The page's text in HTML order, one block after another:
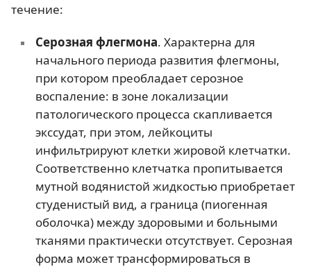
течение:
Серозная флегмона. Характерна для
начального периода развития флегмоны,
при котором преобладает серозное
воспаление: в зоне локализации
патологического процесса скапливается
экссудат, при этом, лейкоциты
инфильтрируют клетки жировой клетчатки.
Соответственно клетчатка пропитывается
мутной водянистой жидкостью приобретает
студенистый вид, а граница (пиогенная
оболочка) между здоровыми и больными
тканями практически отсутствует. Серозная
форма может трансформироваться в